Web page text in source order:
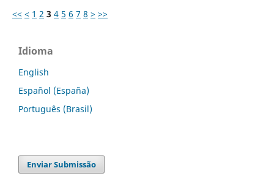
<< < 1 2 3 4 5 6 7 8 > >>
Idioma
English
Español (España)
Português (Brasil)
Enviar Submissão